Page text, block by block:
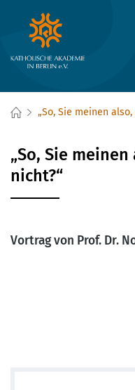
„So, Sie meinen
„So, Sie
nicht?“
Vortrag von Prof. Dr.